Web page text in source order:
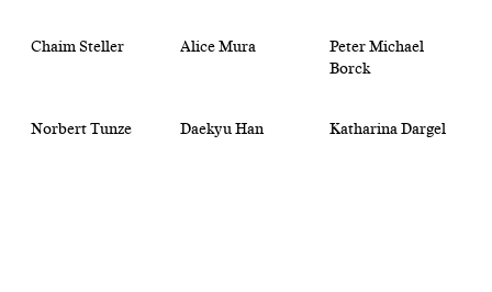
Chaim Steller Alice Mura
Peter Michael
Borck
Norbert Tunze Daekyu Han Katharina Dargel